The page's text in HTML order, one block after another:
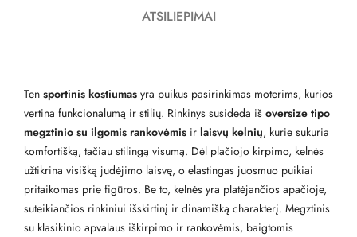
ATSILIEPIMAI
Ten sportinis kostiumas yra puikus pasirinkimas moterims, kurios
vertina funkcionalumą ir stilių. Rinkinys susideda iš oversize tipo
megztinio su ilgomis rankovėmis ir laisvų kelnių, kurie sukuria
komfortišką, tačiau stilingą visumą. Dėl plačiojo kirpimo, kelnės
užtikrina visišką judėjimo laisvę, o elastingas juosmuo puikiai
pritaikomas prie figūros. Be to, kelnės yra platėjančios apačioje,
suteikiančios rinkiniui išskirtinį ir dinamišką charakterį. Megztinis
su klasikinio apvalaus iškirpimo ir rankovėmis, baigtomis